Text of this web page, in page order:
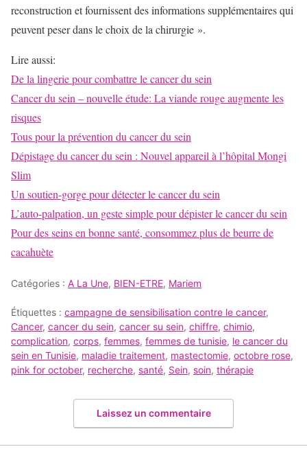
reconstruction et fournissent des informations supplémentaires qui
peuvent peser dans le choix de la chirurgie ».
Lire aussi:
De la lingerie pour combattre le cancer du sein
Cancer du sein – nouvelle étude: La viande rouge augmente les
risques
Tous pour la prévention du cancer du sein
Dépistage du cancer du sein : Nouvel appareil à l’hôpital Mongi
Slim
Un soutien-gorge pour détecter le cancer du sein
L’auto-palpation, un geste simple pour dépister le cancer du sein
Pour des seins en bonne santé, consommez plus de beurre de
cacahuète
Catégories : A La Une, BIEN-ETRE, Mariem
Étiquettes : campagne de sensibilisation contre le cancer,
Cancer, cancer du sein, cancer su sein, chiffre, chimio,
complication, corps, femmes, femmes de tunisie, le cancer du
sein en Tunisie, maladie traitement, mastectomie, octobre rose,
pink for october, recherche, santé, Sein, soin, thérapie
Laissez un commentaire